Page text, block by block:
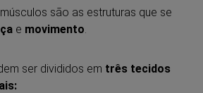
são as estruturas que se
e movimento.
ser divididos em três tecidos